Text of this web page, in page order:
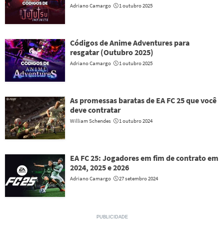
Adriano Camargo 1 outubro 2025
Códigos de Anime Adventures para
resgatar (Outubro 2025)
Adriano Camargo 1 outubro 2025
As promessas baratas de EA FC 25 que você
deve contratar
William Schendes 1 outubro 2024
EA FC 25: Jogadores em fim de contrato em
2024, 2025 e 2026
Adriano Camargo 27 setembro 2024